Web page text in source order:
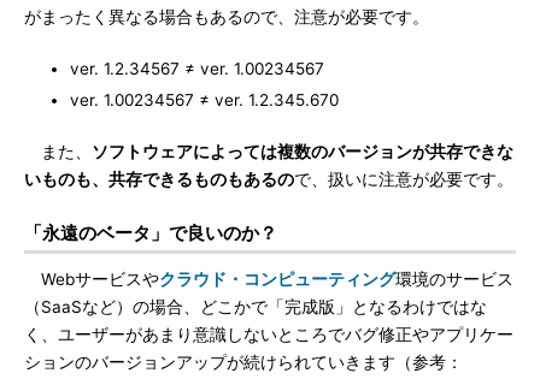
がまったく異なる場合もあるので、注意が必要です。
ver. 1.2.34567 ≠ ver. 1.00234567
ver. 1.00234567 ≠ ver. 1.2.345.670
また、 ソフトウェアによっては複数のバージョンが共存できな
いものも、共存できるものもあるので、扱いに注意が必要です。
「永遠のベータ」で良いのか？
Webサービスやクラウド・コンピューティング環境のサービス
（SaaSなど）の場合、どこかで「完成版」となるわけではな
く、ユーザーがあまり意識しないところでバグ修正やアプリケー
ションのバージョンアップが続けられていきます（参考：